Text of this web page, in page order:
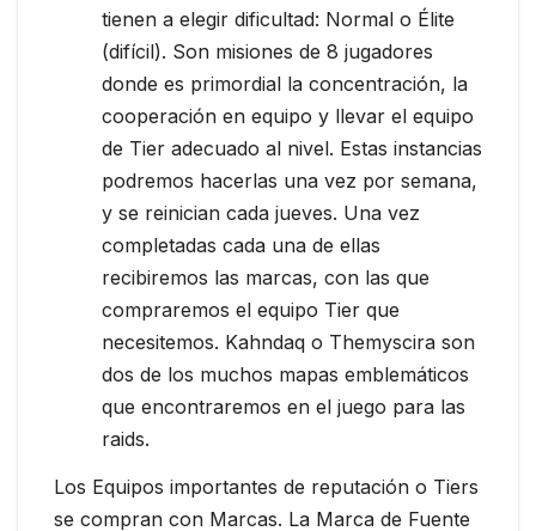
tienen a elegir dificultad: Normal o Élite
(difícil). Son misiones de 8 jugadores
donde es primordial la concentración, la
cooperación en equipo y llevar el equipo
de Tier adecuado al nivel. Estas instancias
podremos hacerlas una vez por semana,
y se reinician cada jueves. Una vez
completadas cada una de ellas
recibiremos las marcas, con las que
compraremos el equipo Tier que
necesitemos. Kahndaq o Themyscira son
dos de los muchos mapas emblemáticos
que encontraremos en el juego para las
raids.
Los Equipos importantes de reputación o Tiers
se compran con Marcas. La Marca de Fuente